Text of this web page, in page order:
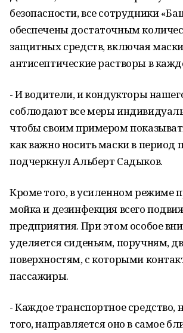
безопасности, все сотрудники
обеспечены достаточным
защитных средств, включая
антисептические растворы в
- И водители, и кондукторы
соблюдают все меры
чтобы своим примером
как важно носить маски в период
подчеркнул Альберт Садыков.
Кроме того, в усиленном режиме
мойка и дезинфекция всего
предприятия. При этом особое
уделяется сиденьям, поручням,
поверхностям, с которыми
пассажиры.
- Каждое транспортное средство,
того, направляется оно в самое